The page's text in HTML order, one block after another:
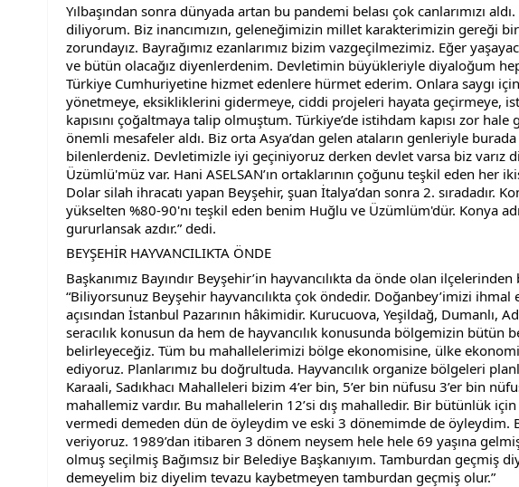
Yılbaşından sonra dünyada artan bu pandemi belası çok canlarımızı
diliyorum. Biz inancımızın, geleneğimizin millet karakterimizin gereği
zorundayız. Bayrağımız ezanlarımız bizim vazgeçilmezimiz. Eğer
ve bütün olacağız diyenlerdenim. Devletimin büyükleriyle diyaloğum
Türkiye Cumhuriyetine hizmet edenlere hürmet ederim. Onlara saygı
yönetmeye, eksikliklerini gidermeye, ciddi projeleri hayata geçirmeye,
kapısını çoğaltmaya talip olmuştum. Türkiye’de istihdam kapısı zor
önemli mesafeler aldı. Biz orta Asya’dan gelen ataların genleriyle
bilenlerdeniz. Devletimizle iyi geçiniyoruz derken devlet varsa biz varız
Üzümlü'müz var. Hani ASELSAN’ın ortaklarının çoğunu teşkil eden her
Dolar silah ihracatı yapan Beyşehir, şuan İtalya’dan sonra 2. sıradadır.
yükselten %80-90'nı teşkil eden benim Huğlu ve Üzümlüm'dür. Konya
gururlansak azdır.” dedi.
BEYŞEHİR HAYVANCILIKTA ÖNDE
Başkanımız Bayındır Beyşehir’in hayvancılıkta da önde olan
“Biliyorsunuz Beyşehir hayvancılıkta çok öndedir. Doğanbey’imizi ihmal
açısından İstanbul Pazarının hâkimidir. Kurucuova, Yeşildağ, Dumanlı,
seracılık konusun da hem de hayvancılık konusunda bölgemizin bütün
belirleyeceğiz. Tüm bu mahallelerimizi bölge ekonomisine, ülke
ediyoruz. Planlarımız bu doğrultuda. Hayvancılık organize bölgeleri
Karaali, Sadıkhacı Mahalleleri bizim 4’er bin, 5’er bin nüfusu 3’er bin
mahallemiz vardır. Bu mahallelerin 12’si dış mahalledir. Bir bütünlük
vermedi demeden dün de öyleydim ve eski 3 dönemimde de öyleydim.
veriyoruz. 1989’dan itibaren 3 dönem neysem hele hele 69 yaşına
olmuş seçilmiş Bağımsız bir Belediye Başkanıyım. Tamburdan geçmiş
demeyelim biz diyelim tevazu kaybetmeyen tamburdan geçmiş olur.”